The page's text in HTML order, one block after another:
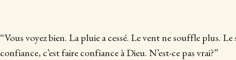
“Vous voyez bien. La pluie a cessé. Le vent ne souffle plus.
confiance, c’est faire confiance à Dieu. N’est-ce pas vrai?”